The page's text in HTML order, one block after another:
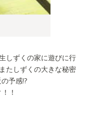
しずくの家に遊びに行
たしずくの大きな秘密
予感!?
！